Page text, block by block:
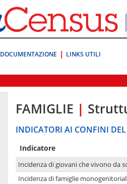
DOCUMENTAZIONE LINKS UTILI
FAMIGLIE |
INDICATORI AI CONFINI
Indicatore
Incidenza di giovani che vivono da
Incidenza di famiglie